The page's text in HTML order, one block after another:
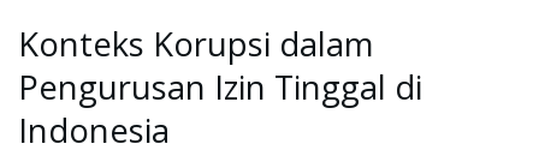
Konteks Korupsi dalam
Pengurusan Izin Tinggal di
Indonesia